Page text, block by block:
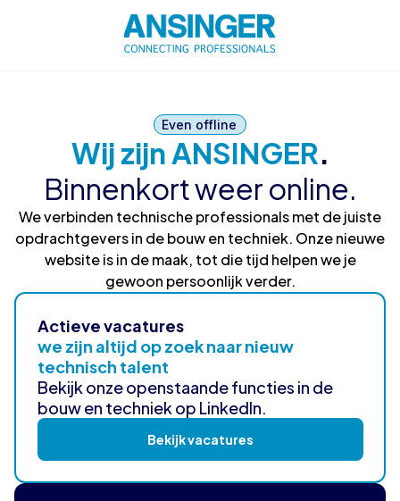
Even offline
Wij zijn ANSINGER.
Binnenkort weer online.
We verbinden technische professionals met de juiste
opdrachtgevers in de bouw en techniek. Onze nieuwe
website is in de maak, tot die tijd helpen we je
gewoon persoonlijk verder.
Actieve vacatures
we zijn altijd op zoek naar nieuw
technisch talent
Bekijk onze openstaande functies in de
bouw en techniek op LinkedIn.
Bekijk vacatures